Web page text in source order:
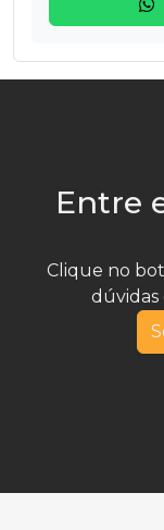
Entre
Clique no
dúvidas